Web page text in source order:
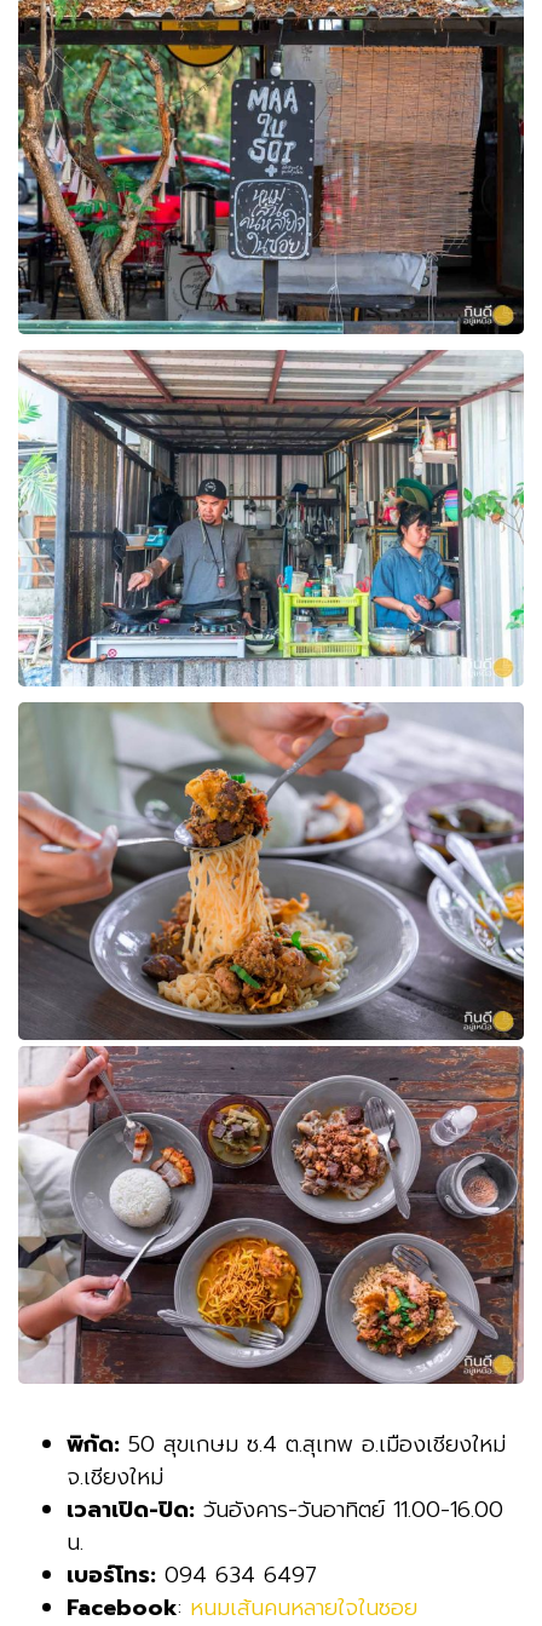
พิกัด: 50 สุขเกษม ซ.4 ต.สุเทพ อ.เมืองเชียงใหม่
จ.เชียงใหม่
เวลาเปิด-ปิด: วันอังคาร-วันอาทิตย์ 11.00-16.00
น.
เบอร์โทร: 094 634 6497
Facebook: หนมเส้นคนหลายใจในซอย